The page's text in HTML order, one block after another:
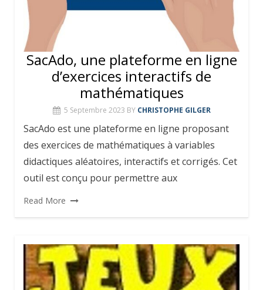
SacAdo, une plateforme en ligne
d’exercices interactifs de
mathématiques
5 Septembre 2023 BY CHRISTOPHE GILGER
SacAdo est une plateforme en ligne proposant
des exercices de mathématiques à variables
didactiques aléatoires, interactifs et corrigés. Cet
outil est conçu pour permettre aux
Read More